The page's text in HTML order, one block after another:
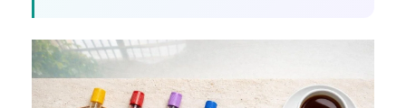
অসমীয়া
Galego